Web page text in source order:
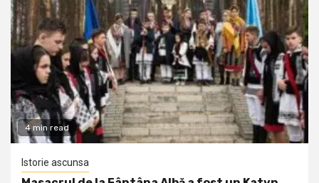
4 min read
Istorie ascunsa